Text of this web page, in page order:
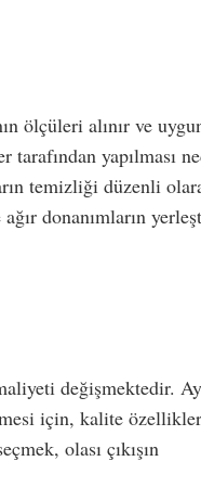
ölçüleri alınır ve
yapılması
temizliği düzenli
donanımların
değişmektedir.
için, kalite
olası çıkışın